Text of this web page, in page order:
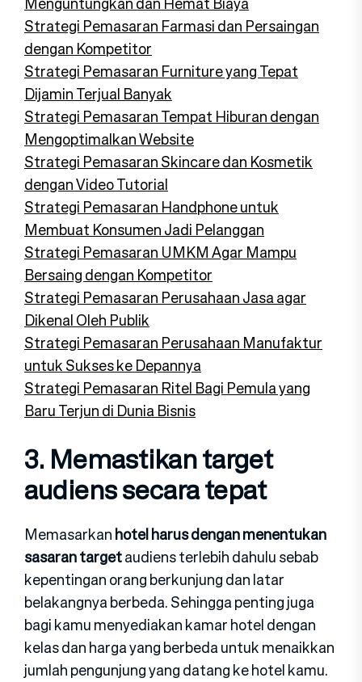
Strategi Pemasaran Farmasi dan Persaingan
dengan Kompetitor
Strategi Pemasaran Furniture yang Tepat
Dijamin Terjual Banyak
Strategi Pemasaran Tempat Hiburan dengan
Mengoptimalkan Website
Strategi Pemasaran Skincare dan Kosmetik
dengan Video Tutorial
Strategi Pemasaran Handphone untuk
Membuat Konsumen Jadi Pelanggan
Strategi Pemasaran UMKM Agar Mampu
Bersaing dengan Kompetitor
Strategi Pemasaran Perusahaan Jasa agar
Dikenal Oleh Publik
Strategi Pemasaran Perusahaan Manufaktur
untuk Sukses ke Depannya
Strategi Pemasaran Ritel Bagi Pemula yang
Baru Terjun di Dunia Bisnis
3. Memastikan target
audiens secara tepat
Memasarkanhotel harus dengan menentukan
sasaran targetaudiens terlebih dahulu sebab
kepentingan orang berkunjung dan latar
belakangnya berbeda. Sehingga penting juga
bagi kamu menyediakan kamar hotel dengan
kelas dan harga yang berbeda untuk menaikkan
jumlah pengunjung yang datang ke hotel kamu.